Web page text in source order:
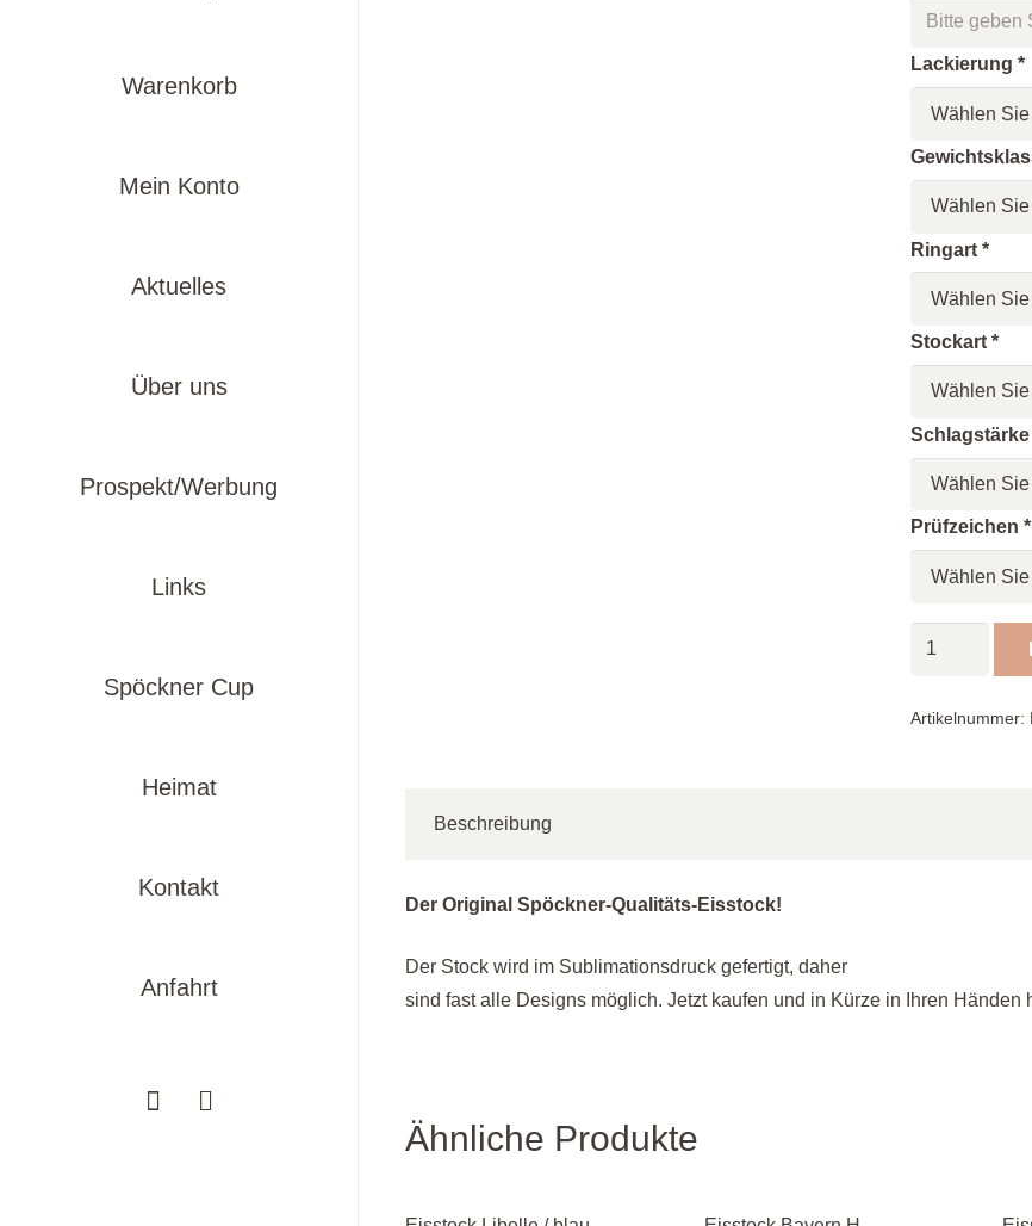
Warenkorb
Mein Konto
Aktuelles
Über uns
Prospekt/Werbung
Links
Spöckner Cup
Heimat
Kontakt
Anfahrt
Lackierung*
Ringart*
Stockart*
Prüfzeichen*
Spöckner
Artikelnummer:
Beschreibung
Der Original Spöckner-Qualitäts-Eisstock!
Der Stock wird im Sublimationsdruck gefertigt, daher
sind fast alle Designs möglich. Jetzt kaufen und in Kürze in Ihren Händen
Ähnliche Produkte